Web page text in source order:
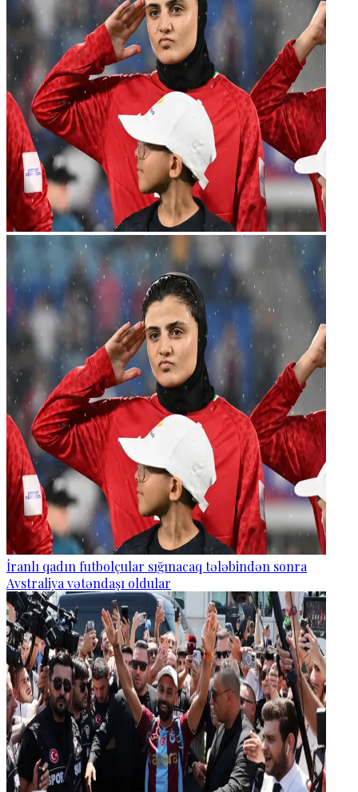
İranlı qadın futbolçular sığınacaq tələbindən sonra
Avstraliya vətəndaşı oldular